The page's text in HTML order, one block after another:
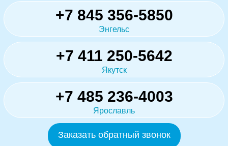
+7 845 356-5850
Энгельс
+7 411 250-5642
Якутск
+7 485 236-4003
Ярославль
Заказать обратный звонок